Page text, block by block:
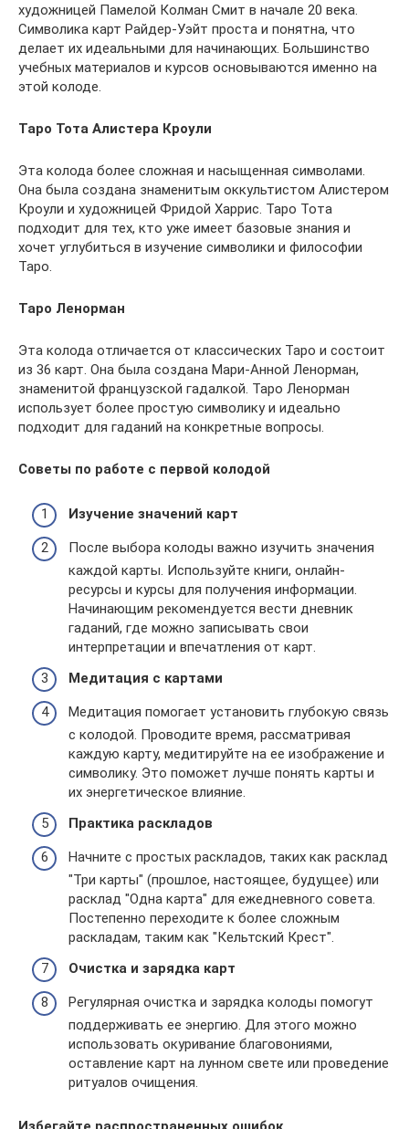
художницей Памелой Колман Смит в начале 20 века.
Символика карт Райдер-Уэйт проста и понятна, что
делает их идеальными для начинающих. Большинство
учебных материалов и курсов основываются именно на
этой колоде.
Таро Тота Алистера Кроули
Эта колода более сложная и насыщенная символами.
Она была создана знаменитым оккультистом Алистером
Кроули и художницей Фридой Харрис. Таро Тота
подходит для тех, кто уже имеет базовые знания и
хочет углубиться в изучение символики и философии
Таро.
Таро Ленорман
Эта колода отличается от классических Таро и состоит
из 36 карт. Она была создана Мари-Анной Ленорман,
знаменитой французской гадалкой. Таро Ленорман
использует более простую символику и идеально
подходит для гаданий на конкретные вопросы.
Советы по работе с первой колодой
Изучение значений карт
После выбора колоды важно изучить значения
каждой карты. Используйте книги, онлайн-
ресурсы и курсы для получения информации.
Начинающим рекомендуется вести дневник
гаданий, где можно записывать свои
интерпретации и впечатления от карт.
Медитация с картами
Медитация помогает установить глубокую связь
с колодой. Проводите время, рассматривая
каждую карту, медитируйте на ее изображение и
символику. Это поможет лучше понять карты и
их энергетическое влияние.
Практика раскладов
Начните с простых раскладов, таких как расклад
"Три карты" (прошлое, настоящее, будущее) или
расклад "Одна карта" для ежедневного совета.
Постепенно переходите к более сложным
раскладам, таким как "Кельтский Крест".
Очистка и зарядка карт
Регулярная очистка и зарядка колоды помогут
поддерживать ее энергию. Для этого можно
использовать окуривание благовониями,
оставление карт на лунном свете или проведение
ритуалов очищения.